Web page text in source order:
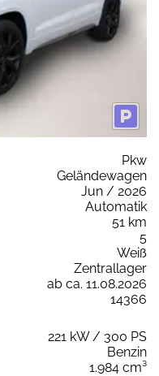
Pkw
Geländewagen
Jun / 2026
Automatik
51 km
5
Weiß
Zentrallager
ab ca. 11.08.2026
14366
221 kW / 300 PS
Benzin
1.984 cm³